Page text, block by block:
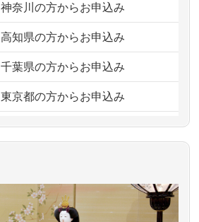
神奈川の方からお申込み
高知県の方からお申込み
千葉県の方からお申込み
東京都の方からお申込み
東京都の方からお申込み
埼玉県の方からお申込み
藤沢市の方からお申込み